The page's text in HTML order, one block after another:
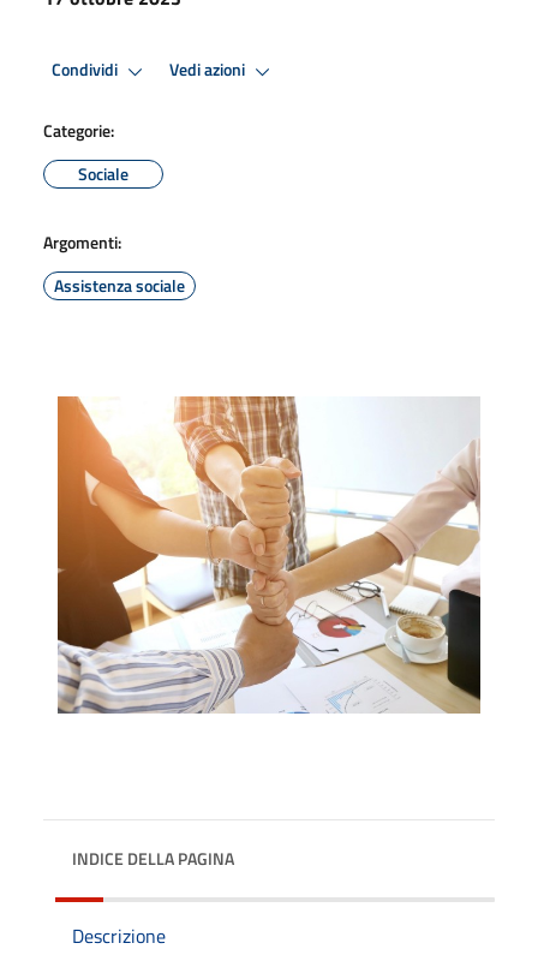
Condividi Vedi azioni
Categorie:
Sociale
Argomenti:
Assistenza sociale
INDICE DELLA PAGINA
Descrizione